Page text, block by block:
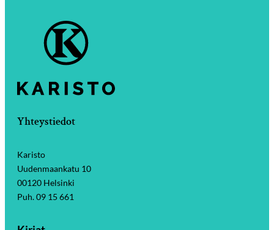
Yhteystiedot
Karisto
Uudenmaankatu 10
00120 Helsinki
Puh. 09 15 661